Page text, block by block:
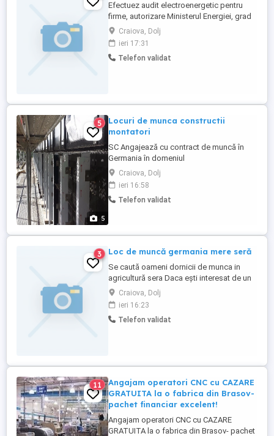
Efectuez audit electroenergetic pentru
firme, autorizare Ministerul Energiei, grad
1, întocmesc Studii de fezabilitate,
Proiecte tehnice, acord consultanta in
vederea participării la programul Electric
up, Casa verde, PNRR, Etc.
Craiova, Dolj
ieri 17:31
Telefon validat
5
5
Locuri de munca constructii
montatori
SC Angajează cu contract de muncă în
Germania în domeniul
construcțiilor,montaj ferestre,uși ,fațade
ventilate. Se oferă cazare și transport
gratuit în Germania. Salariul net de la 1.800
euro .
Craiova, Dolj
ieri 16:58
Telefon validat
3 Loc de muncă germania mere seră
Se caută oameni dornicii de munca in
agricultură sera Daca ești interesat de un
loc de muncă în industria agriculturii va
putem oferii -Se lucrează de luni până
sâmbătă 8 ore pe zi - Se lucrează la
cules mere cules castraveți - Se oferă
Craiova, Dolj
ieri 16:23
Telefon validat
11
Angajam operatori CNC cu CAZARE
GRATUITA la o fabrica din Brasov-
pachet financiar excelent!
Angajam operatori CNC cu CAZARE
GRATUITA la o fabrica din Brasov- pachet